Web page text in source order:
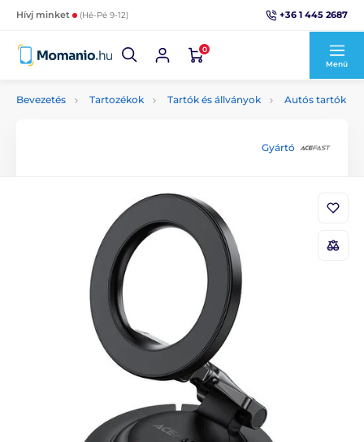
Hívj minket (Hé-Pé 9-12) +36 1 445 2687
0
Menü
Bevezetés Tartozékok Tartók és állványok Autós tartók
Gyártó